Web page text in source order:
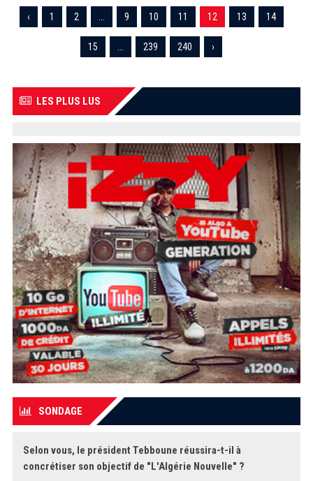
‹ 1 2 9 10 11 12 13 14
15 239 240 ›
LES PLUS LUS
SONDAGE
Selon vous, le président Tebboune réussira-t-il à
concrétiser son objectif de "L'Algérie Nouvelle" ?